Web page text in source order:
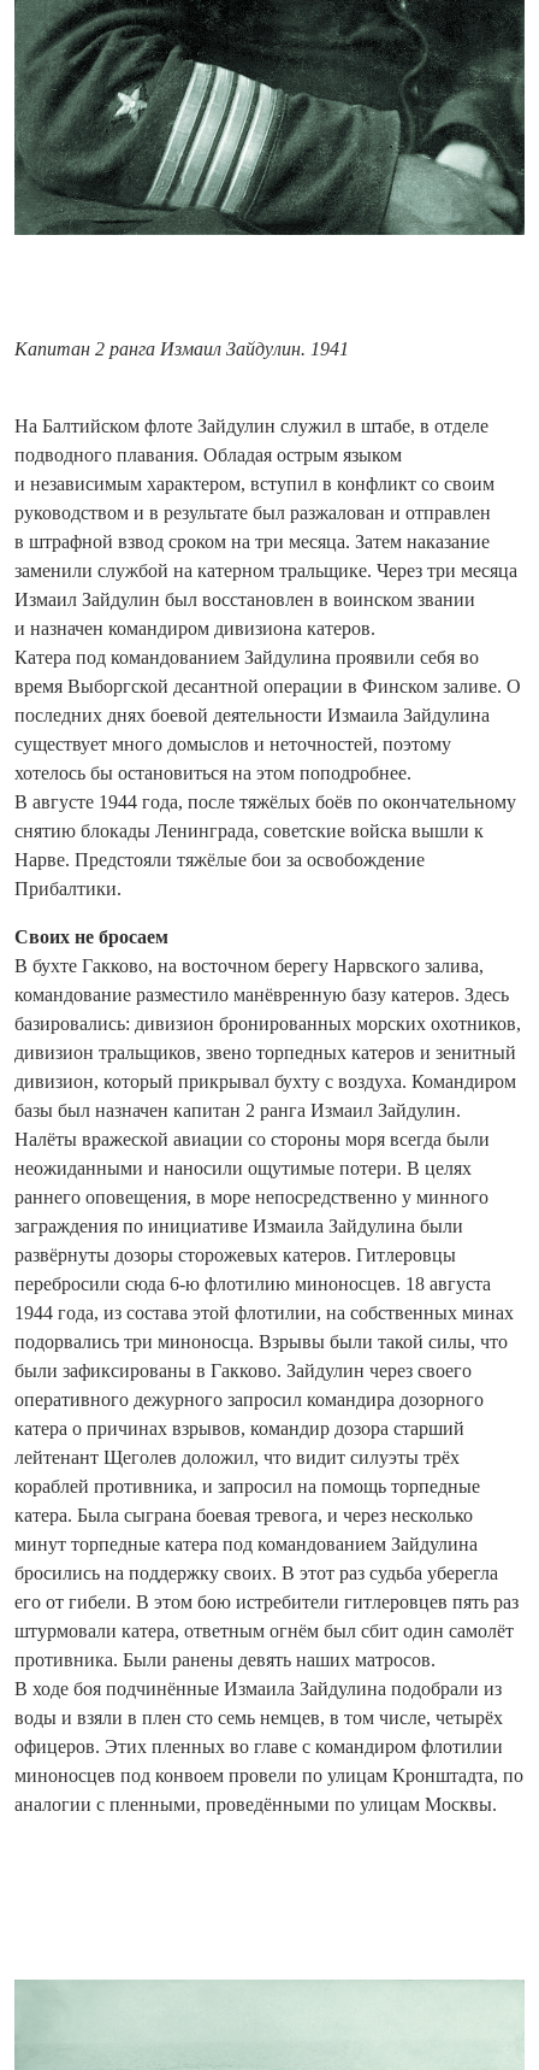
Капитан 2 ранга Измаил Зайдулин. 1941
На Балтийском флоте Зайдулин служил в штабе, в отделе
подводного плавания. Обладая острым языком
и независимым характером, вступил в конфликт со своим
руководством и в результате был разжалован и отправлен
в штрафной взвод сроком на три месяца. Затем наказание
заменили службой на катерном тральщике. Через три месяца
Измаил Зайдулин был восстановлен в воинском звании
и назначен командиром дивизиона катеров.
Катера под командованием Зай­дулина проявили себя во
время Выборгской десантной операции в Финском заливе. О
последних днях боевой деятельности Измаила Зайдулина
существует много домыслов и неточностей, поэтому
хотелось бы остановиться на этом поподробнее.
В августе 1944 года, после тяжёлых боёв по окончательному
снятию блокады Ленинграда, советские войска вышли к
Нарве. Предстояли тяжёлые бои за освобождение
Прибалтики.
Своих не бросаем
В бухте Гакково, на восточном берегу Нарвского залива,
командование разместило манёвренную базу катеров. Здесь
базировались: дивизион бронированных морских охотников,
дивизион тральщиков, звено торпедных катеров и зенитный
дивизион, который прикрывал бухту с воздуха. Командиром
базы был назначен капитан 2 ранга Измаил Зайдулин.
Налёты вражеской авиации со стороны моря всегда были
неожиданными и наносили ощутимые потери. В целях
раннего оповещения, в море непосредственно у минного
заграждения по инициативе Измаила Зайдулина были
развёрнуты дозоры сторожевых катеров. Гитлеровцы
перебросили сюда 6-ю флотилию миноносцев. 18 августа
1944 года, из состава этой флотилии, на собственных минах
подорвались три миноносца. Взрывы были такой силы, что
были зафиксированы в Гакково. Зайдулин через своего
оперативного дежурного запросил командира дозорного
катера о причинах взрывов, командир дозора старший
лейтенант Щеголев доложил, что видит силуэты трёх
кораблей противника, и запросил на помощь торпедные
катера. Была сыграна боевая тревога, и через несколько
минут торпедные катера под командованием Зайдулина
бросились на поддержку своих. В этот раз судьба уберегла
его от гибели. В этом бою истребители гитлеровцев пять раз
штурмовали катера, ответным огнём был сбит один самолёт
противника. Были ранены девять наших матросов.
В ходе боя подчинённые Измаила Зайдулина подобрали из
воды и взяли в плен сто семь немцев, в том числе, четырёх
офицеров. Этих пленных во главе с командиром флотилии
миноносцев под конвоем провели по улицам Кронштадта, по
аналогии с пленными, проведёнными по улицам Москвы.